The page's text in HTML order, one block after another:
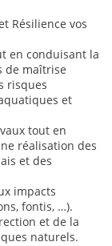
Résilience vos
en conduisant la
de maîtrise
risques
et
tout en
réalisation des
et des
impacts
fontis, …).
et de la
naturels.